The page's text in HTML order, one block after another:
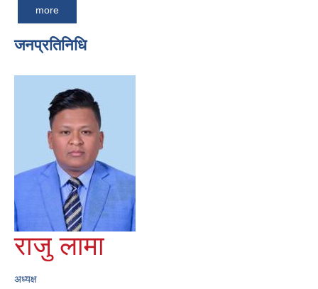
more
जनप्रतिनिधि
राजु लामा
अध्यक्ष